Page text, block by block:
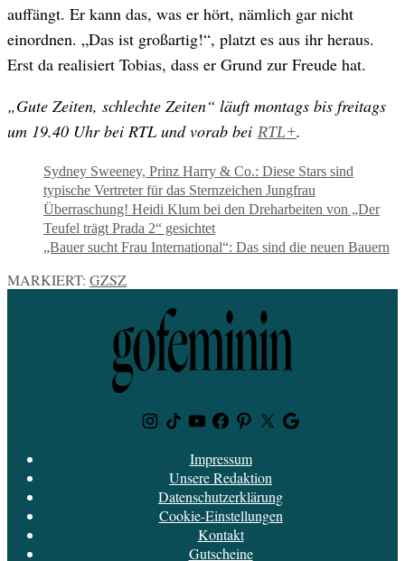
auffängt. Er kann das, was er hört, nämlich gar nicht
einordnen. „Das ist großartig!“, platzt es aus ihr heraus.
Erst da realisiert Tobias, dass er Grund zur Freude hat.
„Gute Zeiten, schlechte Zeiten“ läuft montags bis freitags
um 19.40 Uhr bei RTL und vorab bei RTL+.
Sydney Sweeney, Prinz Harry & Co.: Diese Stars sind
typische Vertreter für das Sternzeichen Jungfrau
Überraschung! Heidi Klum bei den Dreharbeiten von „Der
Teufel trägt Prada 2“ gesichtet
„Bauer sucht Frau International“: Das sind die neuen Bauern
MARKIERT: GZSZ
Instagram
TikTokYoutubeFacebook
PinterestTwitterGoogle
Impressum
Unsere Redaktion
Datenschutzerklärung
Cookie-Einstellungen
Kontakt
Gutscheine